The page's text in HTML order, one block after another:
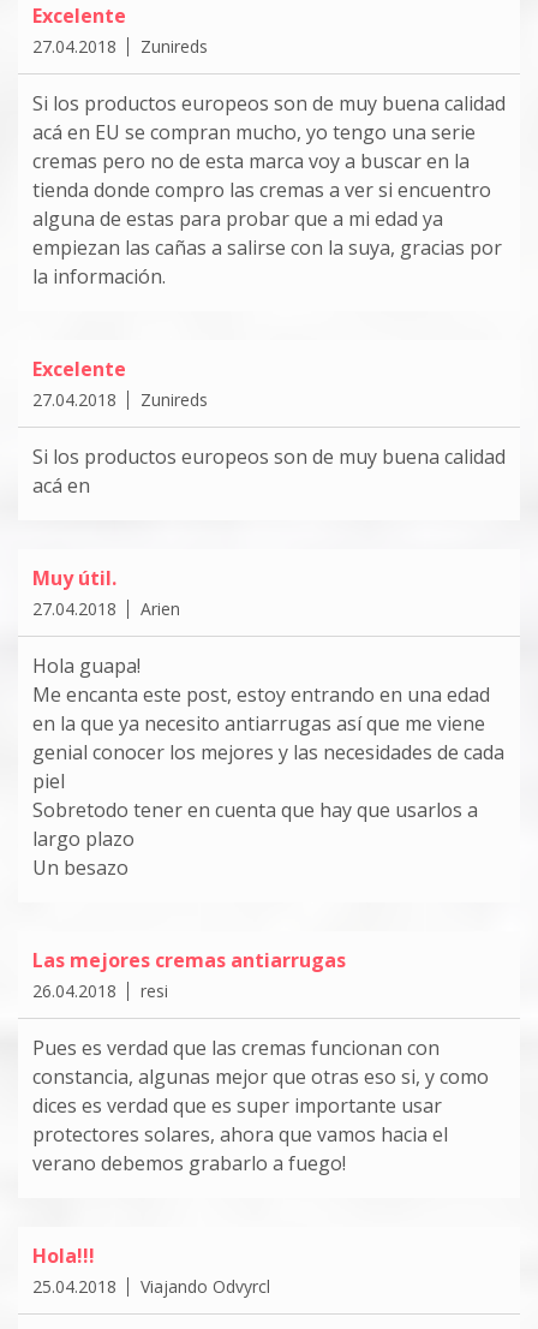
Excelente
27.04.2018 Zunireds
Si los productos europeos son de muy buena calidad
acá en EU se compran mucho, yo tengo una serie
cremas pero no de esta marca voy a buscar en la
tienda donde compro las cremas a ver si encuentro
alguna de estas para probar que a mi edad ya
empiezan las cañas a salirse con la suya, gracias por
la información.
Excelente
27.04.2018 Zunireds
Si los productos europeos son de muy buena calidad
acá en
Muy útil.
27.04.2018 Arien
Hola guapa!
Me encanta este post, estoy entrando en una edad
en la que ya necesito antiarrugas así que me viene
genial conocer los mejores y las necesidades de cada
piel
Sobretodo tener en cuenta que hay que usarlos a
largo plazo
Un besazo
Las mejores cremas antiarrugas
26.04.2018 resi
Pues es verdad que las cremas funcionan con
constancia, algunas mejor que otras eso si, y como
dices es verdad que es super importante usar
protectores solares, ahora que vamos hacia el
verano debemos grabarlo a fuego!
Hola!!!
25.04.2018 Viajando Odvyrcl